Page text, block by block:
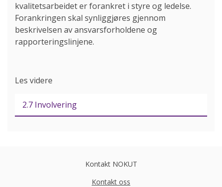
kvalitetsarbeidet er forankret i styre og ledelse.
Forankringen skal synliggjøres gjennom
beskrivelsen av ansvarsforholdene og
rapporteringslinjene.
Les videre
2.7 Involvering
Kontakt NOKUT
Kontakt oss